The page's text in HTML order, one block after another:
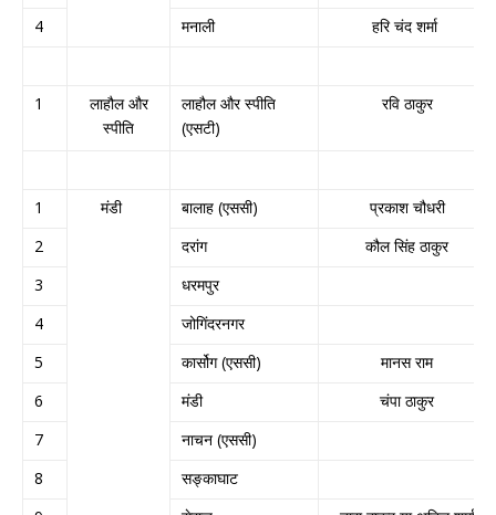
4
मनाली हरि चंद शर्मा
1
लाहौल और
स्पीति
लाहौल और स्पीति
(एसटी)
रवि ठाकुर
1 मंडी बालाह (एससी)
प्रकाश चौधरी
2
दरांग
कौल सिंह ठाकुर
3
धरमपुर
4
जोगिंदरनगर
5
कार्सोग (एससी)
मानस राम
6
मंडी
चंपा ठाकुर
7
नाचन (एससी)
8
सङ्काघाट